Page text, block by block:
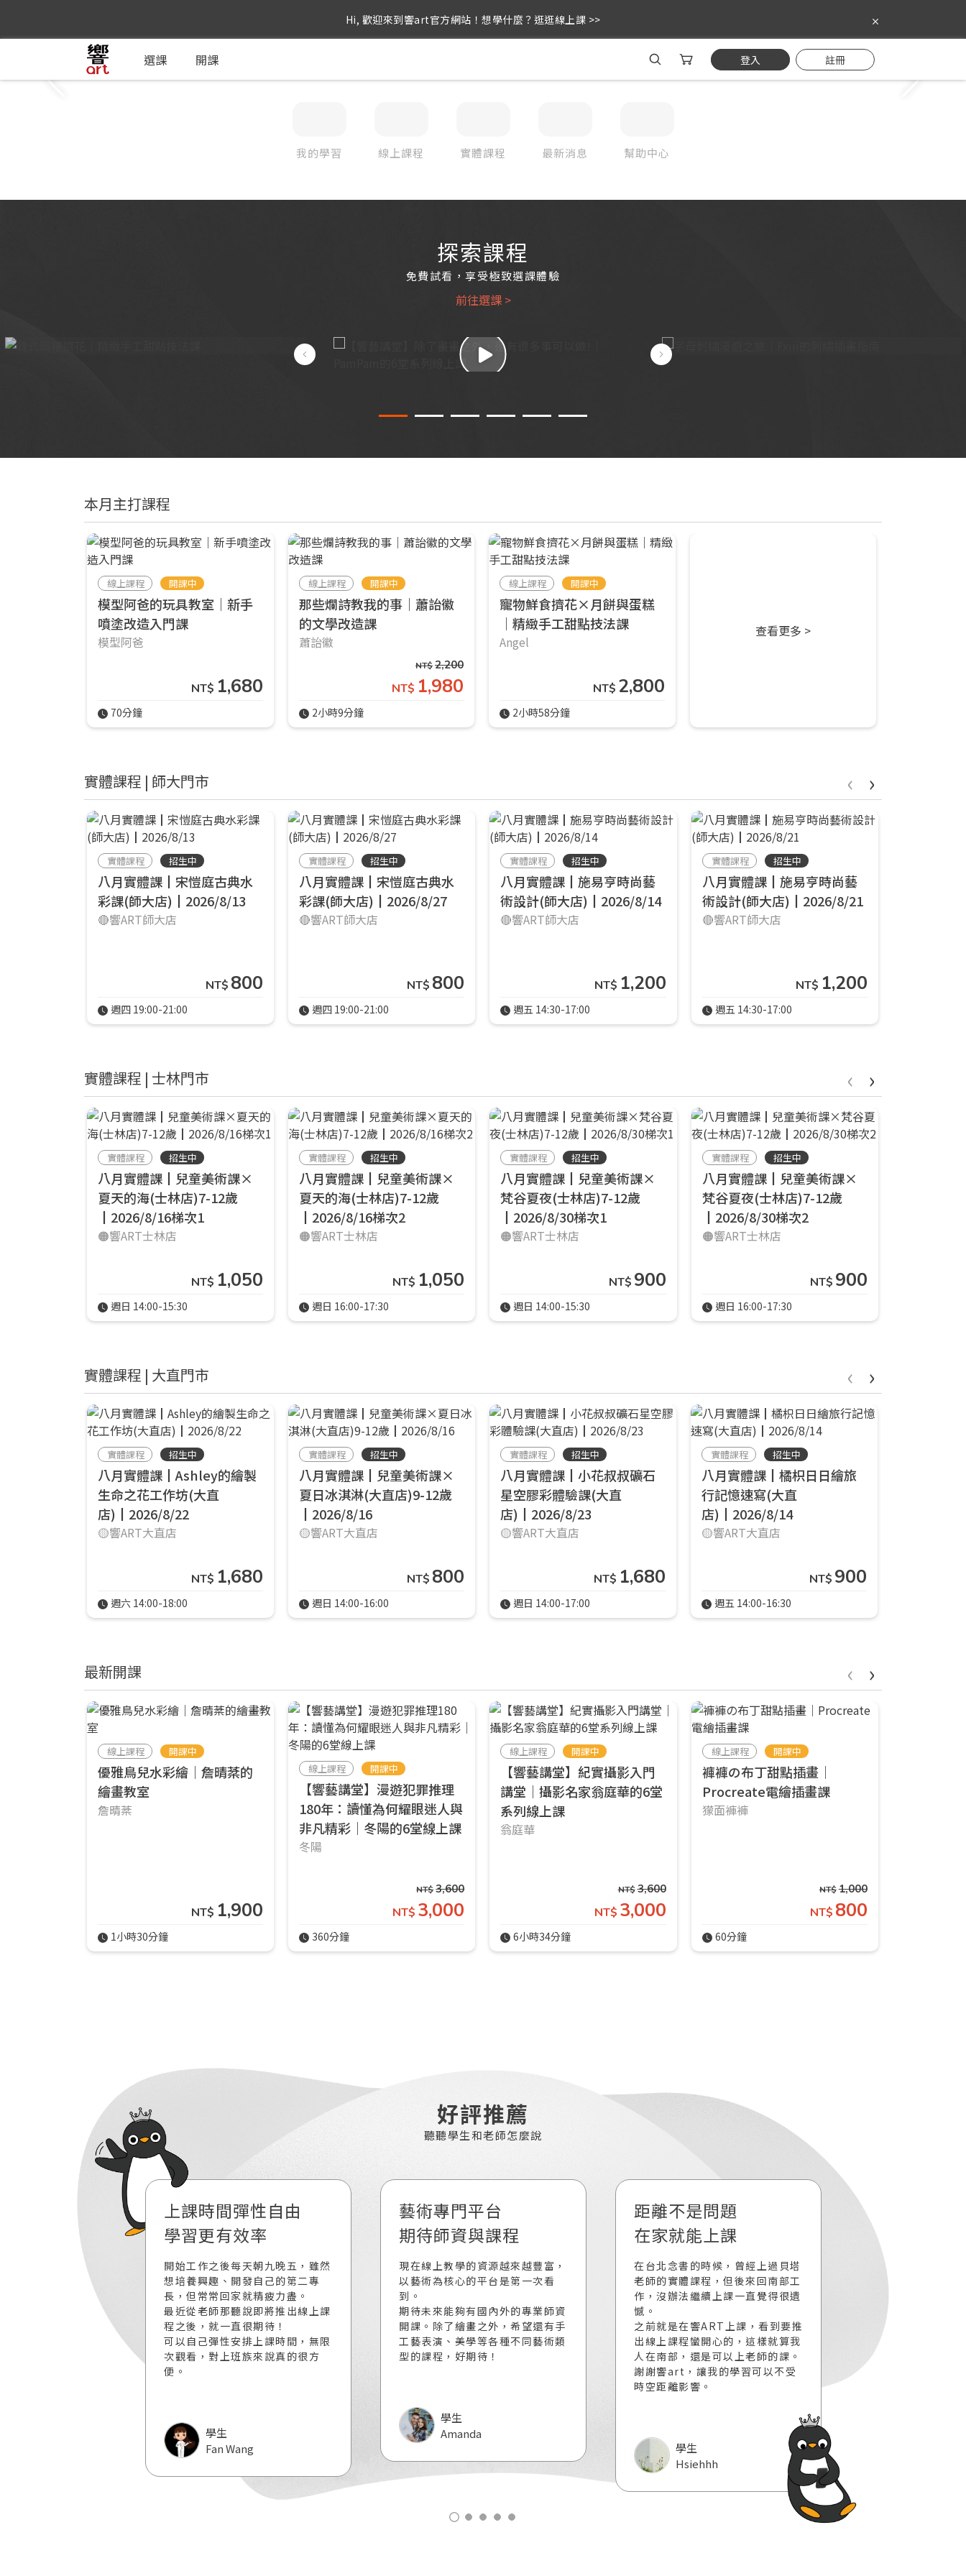
Hi, 歡迎來到響art官方網站！想學什麼？逛逛線上課 >>
選課 開課 登入 註冊
忘記密碼
按下註冊即代表你同意我們的 使用者條款與
您將收到一封Email，請依照信件中的指示重新登入。
系統偵測到您的帳號重複登入，
確定
取消
我的學習 線上課程 實體課程 最新消息 幫助中心
探索課程
免費試看，享受極致選課體驗
前往選課 >
本月主打課程
線上課程 開課中
模型阿爸的玩具教室｜新手
噴塗改造入門課
模型阿爸
NT$ 1,680
70分鐘
線上課程 開課中
那些爛詩教我的事｜蕭詒徽
的文學改造課
蕭詒徽
NT$2,200
NT$ 1,980
2小時9分鐘
線上課程 開課中
寵物鮮食擠花×月餅與蛋糕
｜精緻手工甜點技法課
Angel
NT$ 2,800
2小時58分鐘
查看更多 >
實體課程 | 師大門市
實體課程 招生中
八月實體課┃宋愷庭古典水
彩課(師大店)┃2026/8/13
🔴響ART師大店
NT$ 800
週四 19:00-21:00
實體課程 招生中
八月實體課┃宋愷庭古典水
彩課(師大店)┃2026/8/27
🔴響ART師大店
NT$ 800
週四 19:00-21:00
實體課程 招生中
八月實體課┃施易亨時尚藝
術設計(師大店)┃2026/8/14
🔴響ART師大店
NT$ 1,200
週五 14:30-17:00
實體課程 招生中
八月實體課┃施易亨時尚藝
術設計(師大店)┃2026/8/21
🔴響ART師大店
NT$ 1,200
週五 14:30-17:00
‹ ›
實體課程 | 士林門市
實體課程 招生中
八月實體課┃兒童美術課×
夏天的海(士林店)7-12歲
┃2026/8/16梯次1
🟠響ART士林店
NT$ 1,050
週日 14:00-15:30
實體課程 招生中
八月實體課┃兒童美術課×
夏天的海(士林店)7-12歲
┃2026/8/16梯次2
🟠響ART士林店
NT$ 1,050
週日 16:00-17:30
實體課程 招生中
八月實體課┃兒童美術課×
梵谷夏夜(士林店)7-12歲
┃2026/8/30梯次1
🟠響ART士林店
NT$ 900
週日 14:00-15:30
實體課程 招生中
八月實體課┃兒童美術課×
梵谷夏夜(士林店)7-12歲
┃2026/8/30梯次2
🟠響ART士林店
NT$ 900
週日 16:00-17:30
‹ ›
實體課程 | 大直門市
實體課程 招生中
八月實體課┃Ashley的繪製
生命之花工作坊(大直
店)┃2026/8/22
🟡響ART大直店
NT$ 1,680
週六 14:00-18:00
實體課程 招生中
八月實體課┃兒童美術課×
夏日冰淇淋(大直店)9-12歲
┃2026/8/16
🟡響ART大直店
NT$ 800
週日 14:00-16:00
實體課程 招生中
八月實體課┃小花叔叔礦石
星空膠彩體驗課(大直
店)┃2026/8/23
🟡響ART大直店
NT$ 1,680
週日 14:00-17:00
實體課程 招生中
八月實體課┃橘枳日日繪旅
行記憶速寫(大直
店)┃2026/8/14
🟡響ART大直店
NT$ 900
週五 14:00-16:30
‹ ›
最新開課
線上課程 開課中
優雅鳥兒水彩繪｜詹晴棻的
繪畫教室
詹晴棻
NT$ 1,900
1小時30分鐘
線上課程 開課中
【響藝講堂】漫遊犯罪推理
180年：讀懂為何耀眼迷人與
非凡精彩｜冬陽的6堂線上課
冬陽
NT$3,600
NT$ 3,000
360分鐘
線上課程 開課中
【響藝講堂】紀實攝影入門
講堂｜攝影名家翁庭華的6堂
系列線上課
翁庭華
NT$3,600
NT$ 3,000
6小時34分鐘
線上課程 開課中
褲褲の布丁甜點插畫｜
Procreate電繪插畫課
獴面褲褲
NT$1,000
NT$ 800
60分鐘
‹ ›
好評推薦
聽聽學生和老師怎麼說
名的實體課程因
了，不知道這樣的
，一直蠻擔心課上
上課時間彈性自由
學習更有效率
開始工作之後每天朝九晚五，雖然
想培養興趣、開發自己的第二專
長，但常常回家就精疲力盡。
最近從老師那聽說即將推出線上課
程之後，就一直很期待！
可以自己彈性安排上課時間，無限
次觀看，對上班族來說真的很方
便。
學生
Fan Wang
藝術專門平台
期待師資與課程
現在線上教學的資源越來越豐富，
以藝術為核心的平台是第一次看
到。
期待未來能夠有國內外的專業師資
開課。除了繪畫之外，希望還有手
工藝表演、美學等各種不同藝術類
型的課程，好期待！
學生
Amanda
距離不是問題
在家就能上課
在台北念書的時候，曾經上過貝塔
老師的實體課程，但後來回南部工
作，沒辦法繼續上課一直覺得很遺
憾。
之前就是在響ART上課，看到要推
出線上課程蠻開心的，這樣就算我
人在南部，還是可以上老師的課。
謝謝響art，讓我的學習可以不受
時空距離影響。
學生
Hsiehhh
這令人驚嘆
走過全球五大洲的
之極的青藏高原與
「生態藝術」並非
作，正因如此，
平台所提供的線上
新的方式與大家分